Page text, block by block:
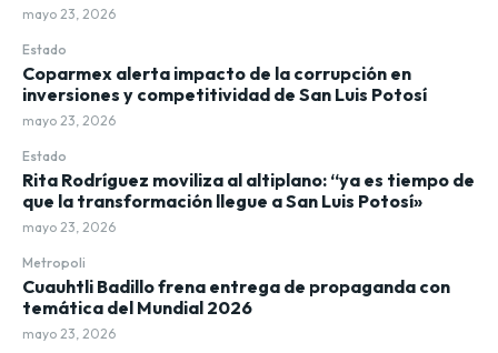
mayo 23, 2026
Estado
Coparmex alerta impacto de la corrupción en
inversiones y competitividad de San Luis Potosí
mayo 23, 2026
Estado
Rita Rodríguez moviliza al altiplano: “ya es tiempo de
que la transformación llegue a San Luis Potosí»
mayo 23, 2026
Metropoli
Cuauhtli Badillo frena entrega de propaganda con
temática del Mundial 2026
mayo 23, 2026